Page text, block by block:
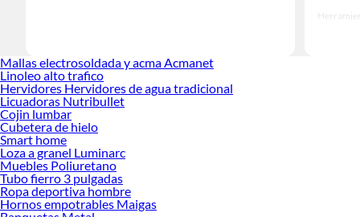
Mallas electrosoldada y acma Acmanet
Linoleo alto trafico
Hervidores Hervidores de agua tradicional
Licuadoras Nutribullet
Cojin lumbar
Cubetera de hielo
Smart home
Loza a granel Luminarc
Muebles Poliuretano
Tubo fierro 3 pulgadas
Ropa deportiva hombre
Hornos empotrables Maigas